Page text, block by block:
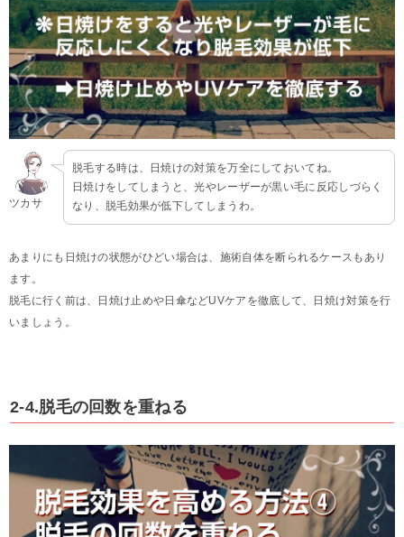
ツカサ
脱毛する時は、日焼けの対策を万全にしておいてね。
日焼けをしてしまうと、光やレーザーが黒い毛に反応しづらく
なり、脱毛効果が低下してしまうわ。
あまりにも日焼けの状態がひどい場合は、施術自体を断られるケースもあり
ます。
脱毛に行く前は、日焼け止めや日傘などUVケアを徹底して、日焼け対策を行
いましょう。
2-4.脱毛の回数を重ねる